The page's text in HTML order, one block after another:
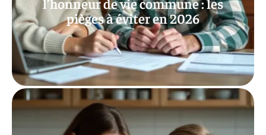
pièges à éviter en 2026